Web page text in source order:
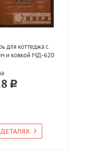
для коттеджа с
и ковкой МД-620